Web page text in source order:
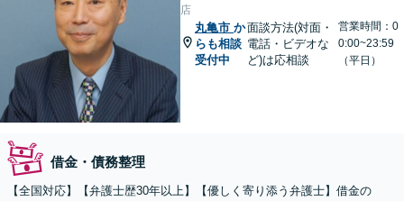
店
丸亀市 か
らも相談
受付中
面談方法(対面・
電話・ビデオな
ど)は応相談
営業時間：0
0:00~23:59
（平日）
借金・債務整理
【全国対応】【弁護士歴30年以上】【優しく寄り添う弁護士】借金の